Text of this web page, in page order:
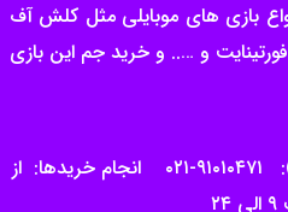
بازی های موبایلی مثل کلش آف
و ….. و خرید جم این بازی
پاسخگویی تلفنی (ساعات اداری): ۹۱۰۱۰۴۷۱-۰۲۱ انجام خریدها: از